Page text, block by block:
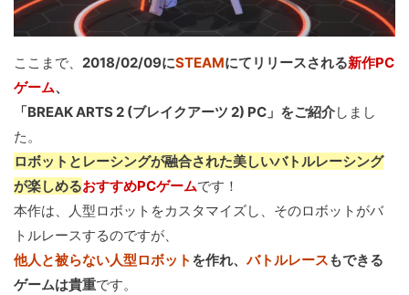
ここまで、 2018/02/09にSTEAMにてリリースされる新作PC
ゲーム、
「BREAK ARTS 2 (ブレイクアーツ 2) PC」をご紹介しまし
た。
ロボットとレーシングが融合された美しいバトルレーシング
が楽しめるおすすめPCゲームです！
本作は、人型ロボットをカスタマイズし、そのロボットがバ
トルレースするのですが、
他人と被らない人型ロボット を作れ、バトルレースもできる
ゲームは貴重です。